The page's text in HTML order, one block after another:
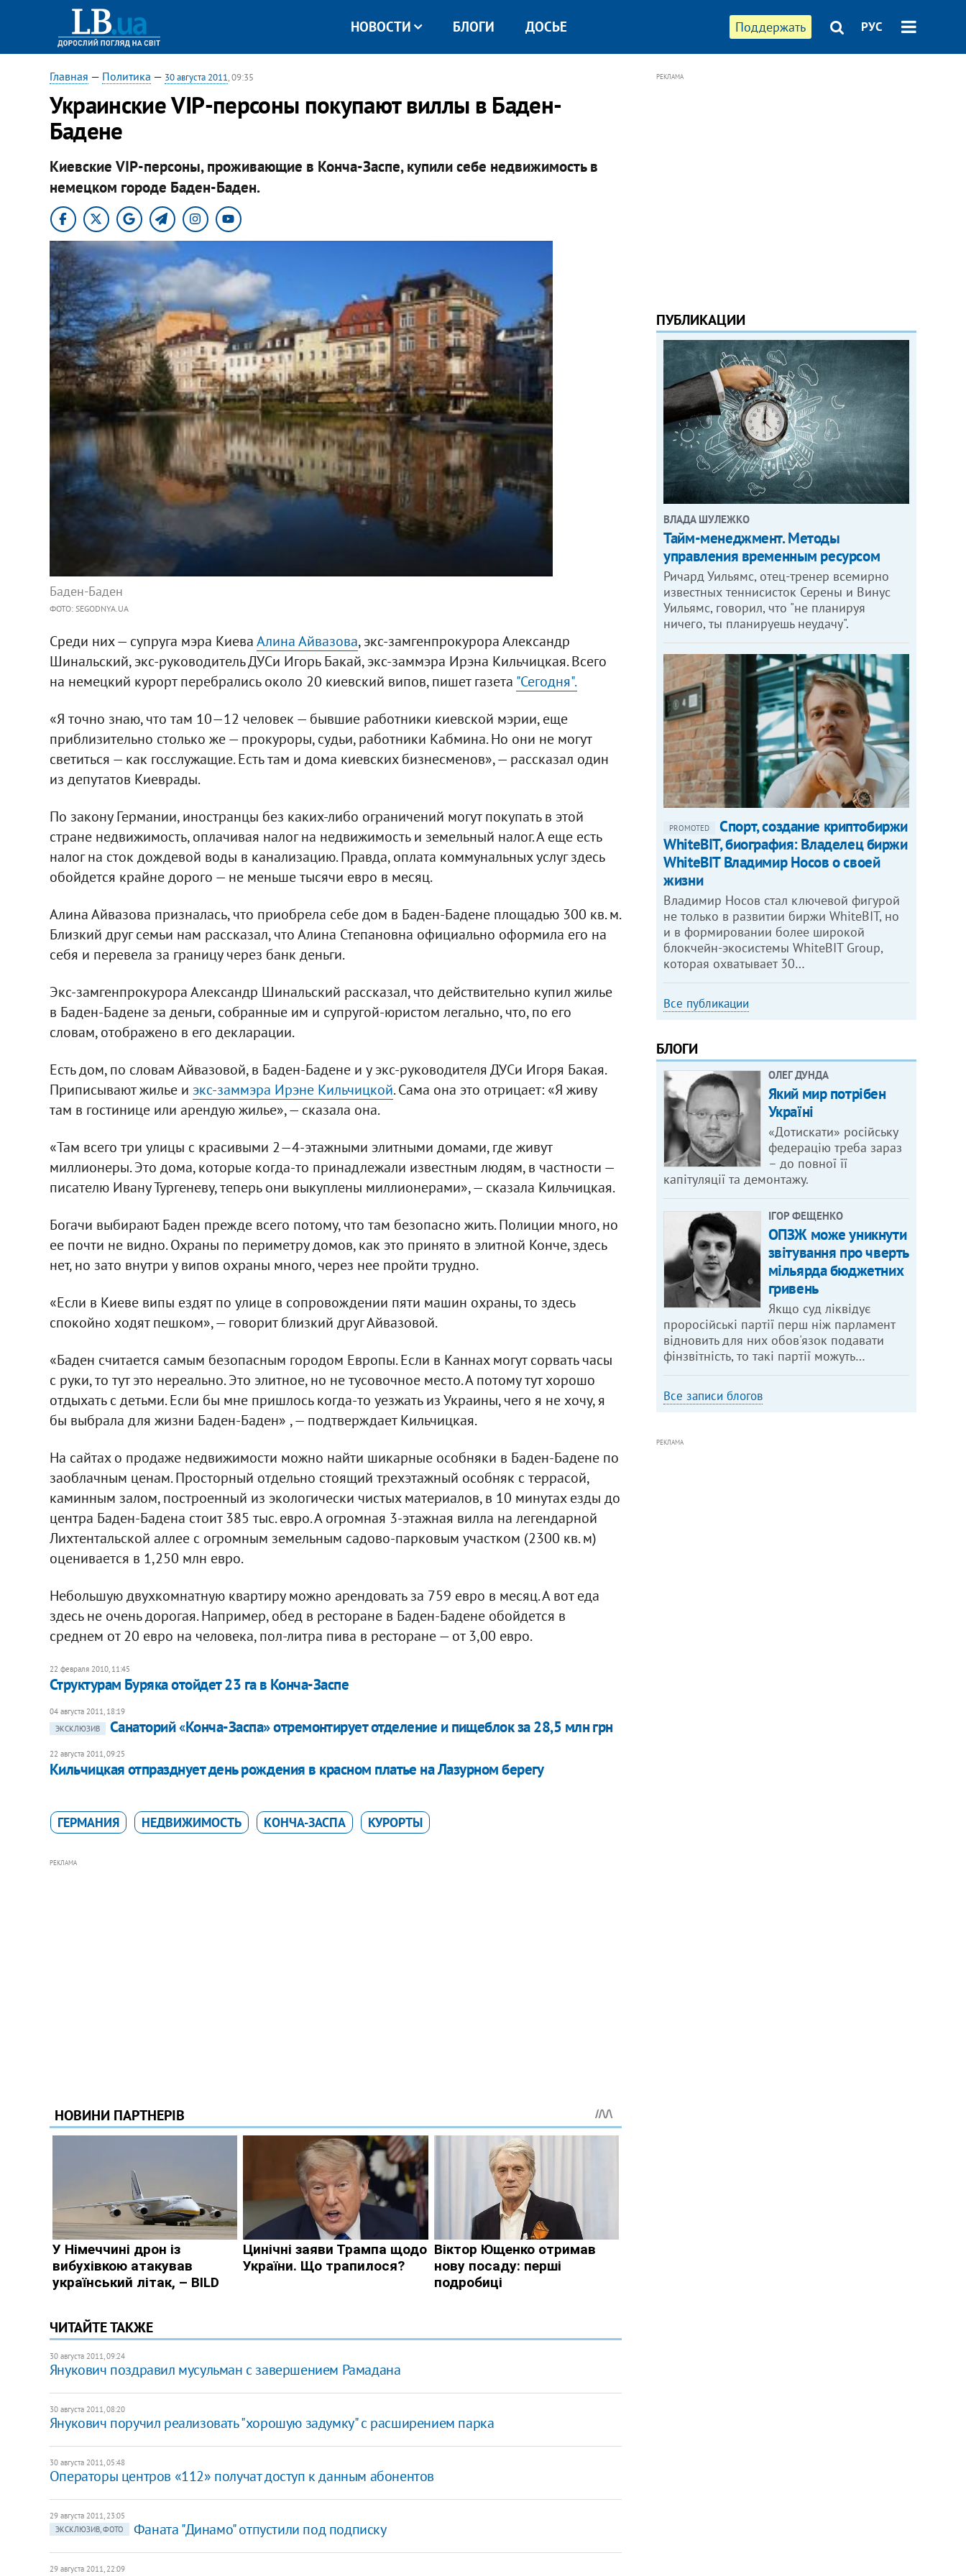
Поддержать РУС
НОВОСТИ БЛОГИ ДОСЬЕ
Главная — Политика — 30 августа 2011, 09:35
Украинские VIP-персоны покупают виллы в Баден-
Бадене
Киевские VIP-персоны, проживающие в Конча-Заспе, купили себе недвижимость в
немецком городе Баден-Баден.
Баден-Баден
ФОТО: SEGODNYA.UA
Среди них — супруга мэра КиеваАлина Айвазова, экс-замгенпрокурора Александр
Шинальский, экс-руководитель ДУСи Игорь Бакай, экс-заммэра Ирэна Кильчицкая. Всего
на немецкий курорт перебрались около 20 киевский випов, пишет газета "Сегодня".
«Я точно знаю, что там 10—12 человек — бывшие работники киевской мэрии, еще
приблизительно столько же — прокуроры, судьи, работники Кабмина. Но они не могут
светиться — как госслужащие. Есть там и дома киевских бизнесменов», — рассказал один
из депутатов Киеврады.
По закону Германии, иностранцы без каких-либо ограничений могут покупать в этой
стране недвижимость, оплачивая налог на недвижимость и земельный налог. А еще есть
налог на сток дождевой воды в канализацию. Правда, оплата коммунальных услуг здесь
обойдется крайне дорого — не меньше тысячи евро в месяц.
Алина Айвазова призналась, что приобрела себе дом в Баден-Бадене площадью 300 кв. м.
Близкий друг семьи нам рассказал, что Алина Степановна официально оформила его на
себя и перевела за границу через банк деньги.
Экс-замгенпрокурора Александр Шинальский рассказал, что действительно купил жилье
в Баден-Бадене за деньги, собранные им и супругой-юристом легально, что, по его
словам, отображено в его декларации.
Есть дом, по словам Айвазовой, в Баден-Бадене и у экс-руководителя ДУСи Игоря Бакая.
Приписывают жилье и экс-заммэра Ирэне Кильчицкой. Сама она это отрицает: «Я живу
там в гостинице или арендую жилье», — сказала она.
«Там всего три улицы с красивыми 2—4-этажными элитными домами, где живут
миллионеры. Это дома, которые когда-то принадлежали известным людям, в частности —
писателю Ивану Тургеневу, теперь они выкуплены миллионерами», — сказала Кильчицкая.
Богачи выбирают Баден прежде всего потому, что там безопасно жить. Полиции много, но
ее почти не видно. Охраны по периметру домов, как это принято в элитной Конче, здесь
нет, но зато внутри у випов охраны много, через нее пройти трудно.
«Если в Киеве випы ездят по улице в сопровождении пяти машин охраны, то здесь
спокойно ходят пешком», — говорит близкий друг Айвазовой.
«Баден считается самым безопасным городом Европы. Если в Каннах могут сорвать часы
с руки, то тут это нереально. Это элитное, но не тусовочное место. А потому тут хорошо
отдыхать с детьми. Если бы мне пришлось когда-то уезжать из Украины, чего я не хочу, я
бы выбрала для жизни Баден-Баден» , — подтверждает Кильчицкая.
На сайтах о продаже недвижимости можно найти шикарные особняки в Баден-Бадене по
заоблачным ценам. Просторный отдельно стоящий трехэтажный особняк с террасой,
каминным залом, построенный из экологически чистых материалов, в 10 минутах езды до
центра Баден-Бадена стоит 385 тыс. евро. А огромная 3-этажная вилла на легендарной
Лихтентальской аллее с огромным земельным садово-парковым участком (2300 кв. м)
оценивается в 1,250 млн евро.
Небольшую двухкомнатную квартиру можно арендовать за 759 евро в месяц. А вот еда
здесь не очень дорогая. Например, обед в ресторане в Баден-Бадене обойдется в
среднем от 20 евро на человека, пол-литра пива в ресторане — от 3,00 евро.
22 февраля 2010, 11:45
Структурам Буряка отойдет 23 га в Конча-Заспе
04 августа 2011, 18:19
ЭКСКЛЮЗИВ
Санаторий «Конча-Заспа» отремонтирует отделение и пищеблок за 28,5 млн грн
22 августа 2011, 09:25
Кильчицкая отпразднует день рождения в красном платье на Лазурном берегу
ГЕРМАНИЯ НЕДВИЖИМОСТЬ КОНЧА-ЗАСПА КУРОРТЫ
РЕКЛАМА
ЧИТАЙТЕ ТАКЖЕ
30 августа 2011, 09:24
Янукович поздравил мусульман с завершением Рамадана
30 августа 2011, 08:20
Янукович поручил реализовать "хорошую задумку" с расширением парка
30 августа 2011, 05:48
Операторы центров «112» получат доступ к данным абонентов
29 августа 2011, 23:05
ЭКСКЛЮЗИВ, ФОТО
Фаната "Динамо" отпустили под подписку
29 августа 2011, 22:09
РЕКЛАМА
ПУБЛИКАЦИИ
ВЛАДА ШУЛЕЖКО
Тайм-менеджмент. Методы
управления временным ресурсом
Ричард Уильямс, отец-тренер всемирно
известных теннисисток Серены и Винус
Уильямс, говорил, что "не планируя
ничего, ты планируешь неудачу".
PROMOTED
Спорт, создание криптобиржи
WhiteBIT, биография: Владелец биржи
WhiteBIT Владимир Носов о своей
жизни
Владимир Носов стал ключевой фигурой
не только в развитии биржи WhiteBIT, но
и в формировании более широкой
блокчейн-экосистемы WhiteBIT Group,
которая охватывает 30…
Все публикации
БЛОГИ
ОЛЕГ ДУНДА
Який мир потрібен
Україні
«Дотискати» російську
федерацію треба зараз
– до повної її
капітуляції та демонтажу.
ІГОР ФЕЩЕНКО
ОПЗЖ може уникнути
звітування про чверть
мільярда бюджетних
гривень
Якщо суд ліквідує
проросійські партії перш ніж парламент
відновить для них обов'язок подавати
фінзвітність, то такі партії можуть…
Все записи блогов
РЕКЛАМА